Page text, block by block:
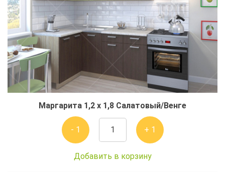
Маргарита 1,2 x 1,8 Салатовый/Венге
- 1 + 1
Добавить в корзину